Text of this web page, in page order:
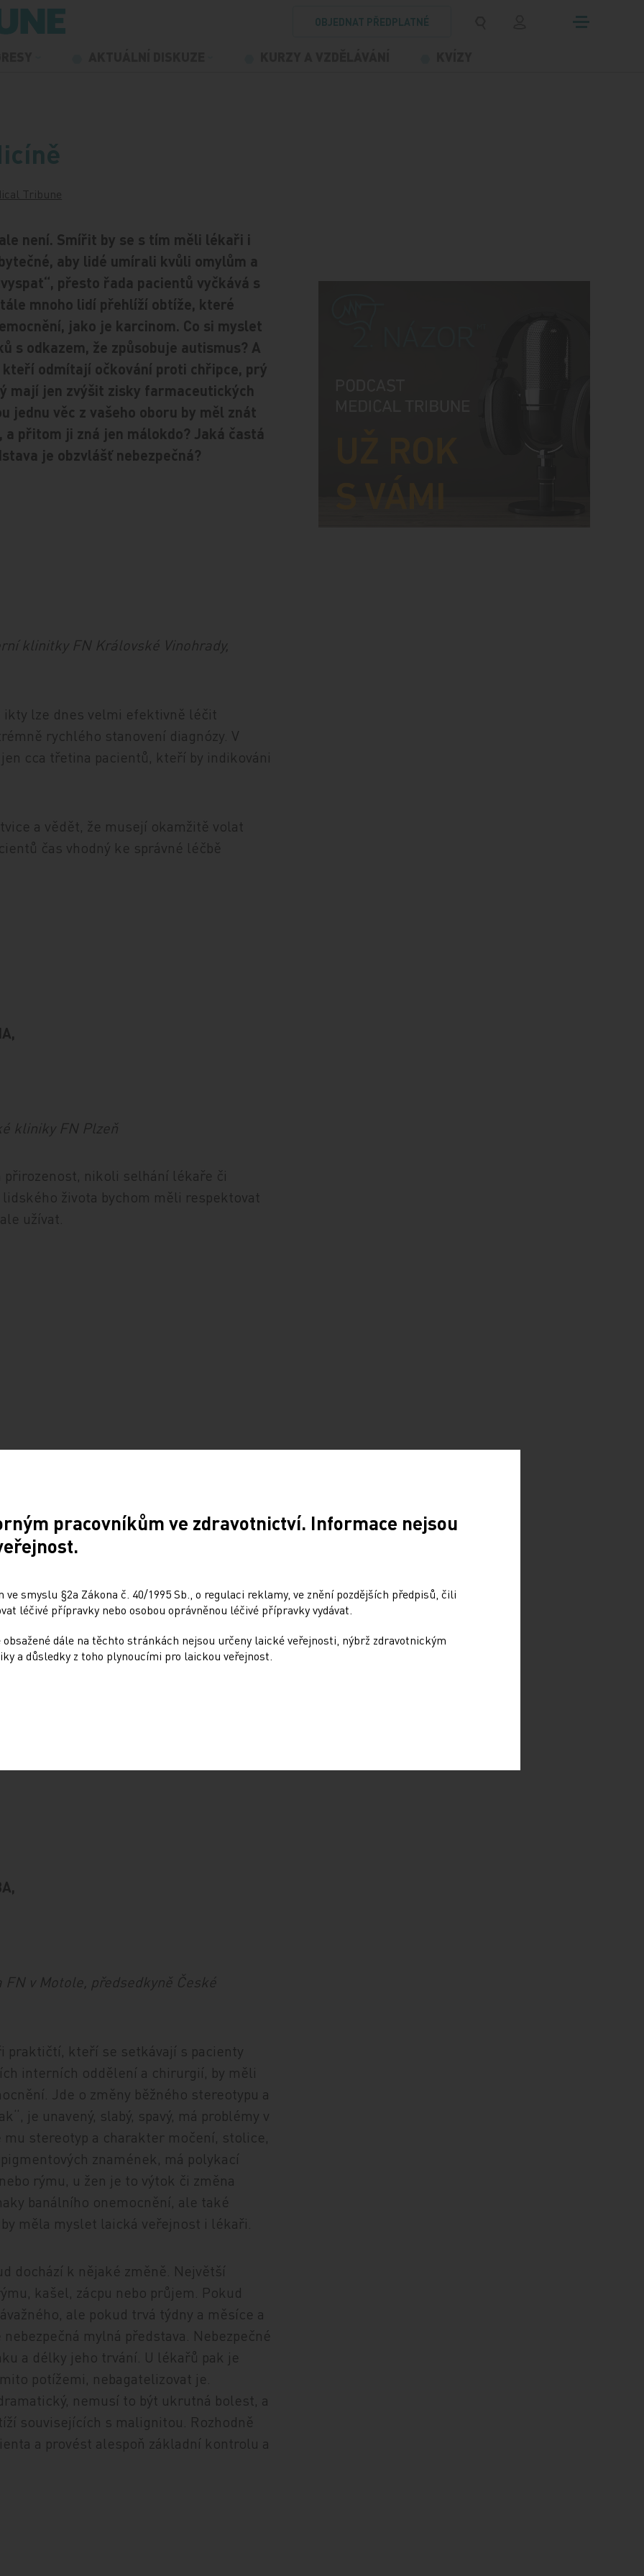
OBJEDNAT PŘEDPLATNÉ
Tribune
není. Smířit by se s tím měli lékaři i
aby lidé umírali kvůli omylům a
přesto řada pacientů vyčkává s
mnoho lidí přehlíží obtíže, které
jako je karcinom. Co si myslet
s odkazem, že způsobuje autismus? A
odmítají očkování proti chřipce, prý
mají jen zvýšit zisky farmaceutických
jednu věc z vašeho oboru by měl znát
přitom ji zná jen málokdo? Jaká častá
je obzvlášť nebezpečná?
klinitky FN Královské Vinohrady,
lze dnes velmi efektivně léčit
rychlého stanovení diagnózy. V
cca třetina pacientů, kteří by indikováni
a vědět, že musejí okamžitě volat
čas vhodný ke správné léčbě
kliniky FN Plzeň
nikoli selhání lékaře či
života bychom měli respektovat
užívat.
ČR
se – nic takového mě
lékaři (naštěstí jich není moc, ale
že by je opravdu uměli. Z mého
to „zachraňuje“ tzv. automatický popis,
o konkrétní rozšířené neznalosti,
míře vzdělání.
méně spoléhali na informace, které
není možné je bez znalosti alespoň
posouzení vlastních potíží.
v Motole, předsedkyně České
praktičtí, kteří se setkávají s pacienty
interních oddělení a chirurgií, by měli
Jde o změny běžného stereotypu a
je unavený, slabý, spavý, má problémy v
stereotyp a charakter močení, stolice,
znamének, má polykací
rýmu, u žen je to výtok či změna
banálního onemocnění, ale také
měla myslet laická veřejnost i lékaři.
dochází k nějaké změně. Největší
kašel, zácpu nebo průjem. Pokud
ale pokud trvá týdny a měsíce a
mylná představa. Nebezpečné
a délky jeho trvání. U lékařů pak je
potížemi, nebagatelizovat je.
nemusí to být ukrutná bolest, a
souvisejících s malignitou. Rozhodně
a provést alespoň základní kontrolu a
pracovníkům ve zdravotnictví. Informace nejsou
smyslu §2a Zákona č. 40/1995 Sb., o regulaci reklamy, ve znění pozdějších předpisů, čili
léčivé přípravky nebo osobou oprávněnou léčivé přípravky vydávat.
dále na těchto stránkách nejsou určeny laické veřejnosti, nýbrž zdravotnickým
a důsledky z toho plynoucími pro laickou veřejnost.